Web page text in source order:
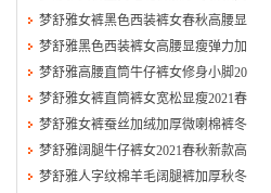
梦舒雅女裤黑色西装裤女春秋高腰显
梦舒雅黑色西装裤女高腰显瘦弹力加
梦舒雅高腰直筒牛仔裤女修身小脚20
梦舒雅女裤直筒裤女宽松显瘦2021春
梦舒雅女裤蚕丝加绒加厚微喇棉裤冬
梦舒雅阔腿牛仔裤女2021春秋新款高
梦舒雅人字纹棉羊毛阔腿裤加厚秋冬